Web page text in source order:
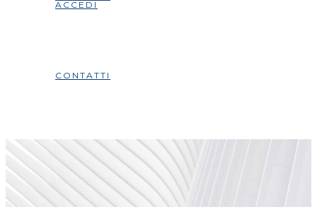
ACCEDI
CONTATTI